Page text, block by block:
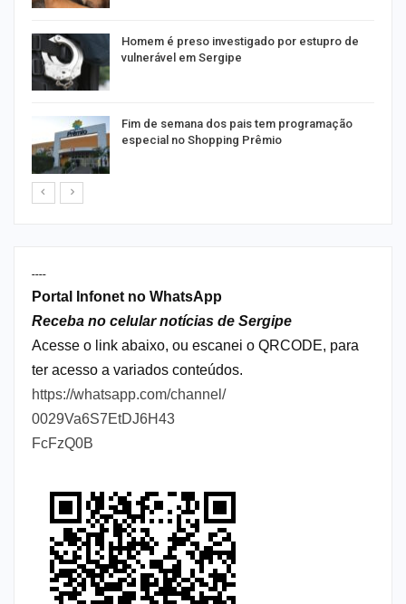
Homem é preso investigado por estupro de
vulnerável em Sergipe
Fim de semana dos pais tem programação
especial no Shopping Prêmio
----
Portal Infonet no WhatsApp
Receba no celular notícias de Sergipe
Acesse o link abaixo, ou escanei o QRCODE, para
ter acesso a variados conteúdos.
https://whatsapp.com/channel/
0029Va6S7EtDJ6H43
FcFzQ0B